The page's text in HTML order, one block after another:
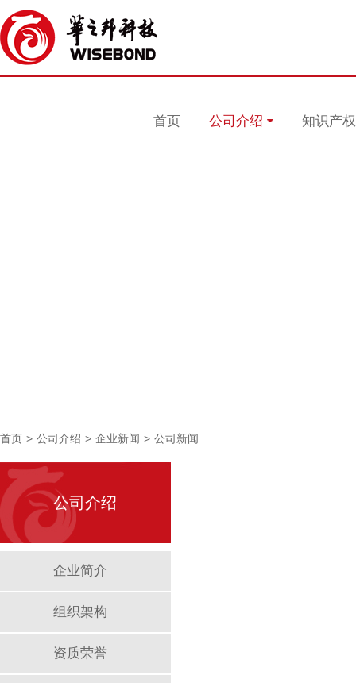
首页 公司介绍 知识产权
首页 > 公司介绍 > 企业新闻 > 公司新闻
公司介绍
企业简介
组织架构
资质荣誉